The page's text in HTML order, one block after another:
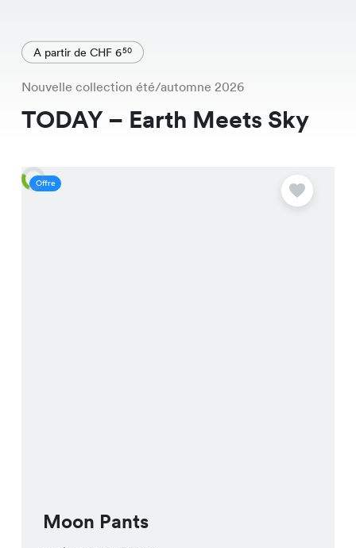
A partir de CHF 650
Nouvelle collection été/automne 2026
TODAY – Earth Meets Sky
Offre
Moon Pants